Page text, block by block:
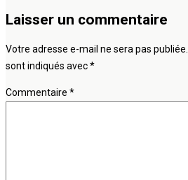
Laisser un commentaire
Votre adresse e-mail ne sera pas publiée.
sont indiqués avec*
Commentaire *